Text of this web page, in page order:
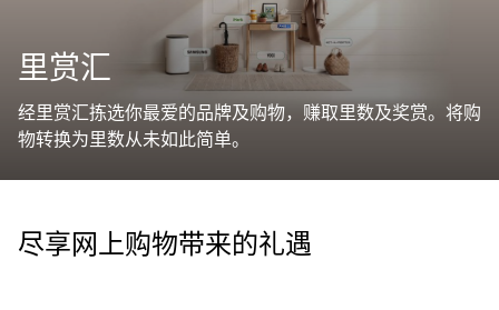
里赏汇
经里赏汇拣选你最爱的品牌及购物，赚取里数及奖赏。将购
物转换为里数从未如此简单。
尽享网上购物带来的礼遇